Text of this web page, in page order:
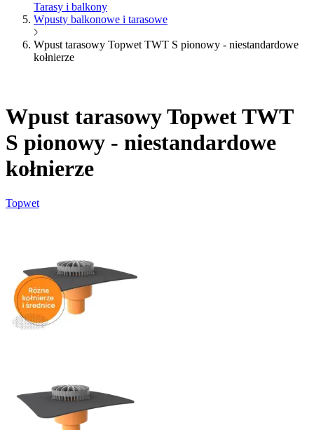
Tarasy i balkony
Wpusty balkonowe i tarasowe
Wpust tarasowy Topwet TWT S pionowy - niestandardowe
kołnierze
Wpust tarasowy Topwet TWT
S pionowy - niestandardowe
kołnierze
Topwet